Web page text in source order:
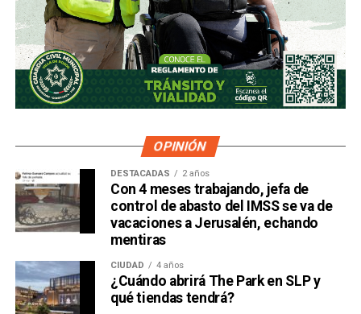
OPINIÓN
DESTACADAS 2 años
Con 4 meses trabajando, jefa de
control de abasto del IMSS se va de
vacaciones a Jerusalén, echando
mentiras
CIUDAD 4 años
¿Cuándo abrirá The Park en SLP y
qué tiendas tendrá?